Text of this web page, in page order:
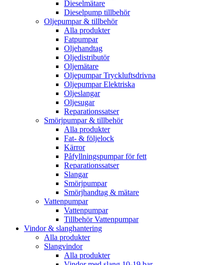
Dieselmätare
Dieselpump tillbehör
Oljepumpar & tillbehör
Alla produkter
Fatpumpar
Oljehandtag
Oljedistributör
Oljemätare
Oljepumpar Tryckluftsdrivna
Oljepumpar Elektriska
Oljeslangar
Oljesugar
Reparationssatser
Smörjpumpar & tillbehör
Alla produkter
Fat- & följelock
Kärror
Påfyllningspumpar för fett
Reparationssatser
Slangar
Smörjpumpar
Smörjhandtag & mätare
Vattenpumpar
Vattenpumpar
Tillbehör Vattenpumpar
Vindor & slanghantering
Alla produkter
Slangvindor
Alla produkter